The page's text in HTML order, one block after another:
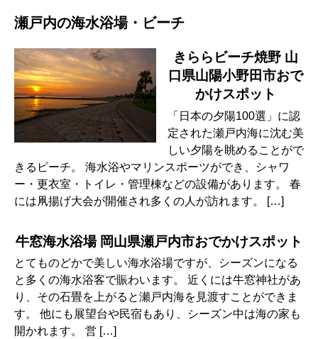
瀬戸内の海水浴場・ビーチ
きららビーチ焼野 山
口県山陽小野田市おで
かけスポット
「日本の夕陽100選」に認
定された瀬戸内海に沈む美
しい夕陽を眺めることがで
きるビーチ。 海水浴やマリンスポーツができ、シャワ
ー・更衣室・トイレ・管理棟などの設備があります。 春
には凧揚げ大会が開催され多くの人が訪れます。 […]
牛窓海水浴場 岡山県瀬戸内市おでかけスポット
とてものどかで美しい海水浴場ですが、シーズンになる
と多くの海水浴客で賑わいます。 近くには牛窓神社があ
り、その石畳を上がると瀬戸内海を見渡すことができま
す。 他にも展望台や民宿もあり、シーズン中は海の家も
開かれます。 営 […]